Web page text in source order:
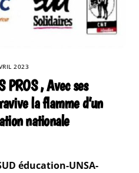
2023
PROS , Avec ses
la flamme d’un
nationale
éducation-UNSA-